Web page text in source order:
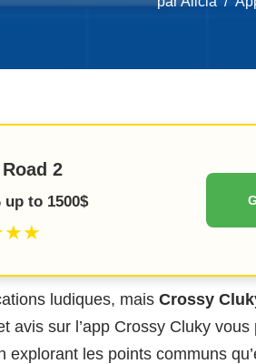
2
up to 1500$
ludiques, mais Crossy
avis sur l’app Crossy Cluky vous
explorant les points communs